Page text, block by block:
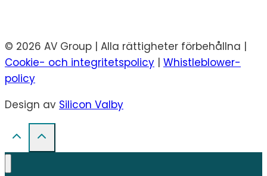
© 2026 AV Group | Alla rättigheter förbehållna |
Cookie- och integritetspolicy | Whistleblower-
policy
Design av Silicon Valby